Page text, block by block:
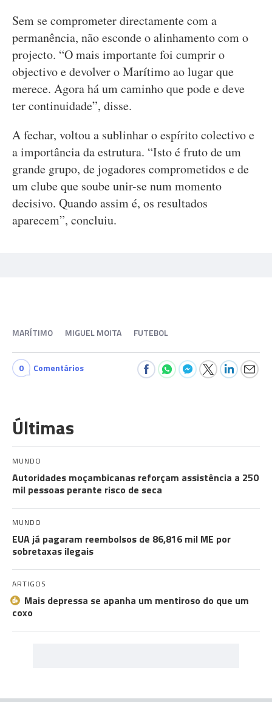
Sem se comprometer directamente com a
permanência, não esconde o alinhamento com o
projecto. “O mais importante foi cumprir o
objectivo e devolver o Marítimo ao lugar que
merece. Agora há um caminho que pode e deve
ter continuidade”, disse.
A fechar, voltou a sublinhar o espírito colectivo e
a importância da estrutura. “Isto é fruto de um
grande grupo, de jogadores comprometidos e de
um clube que soube unir-se num momento
decisivo. Quando assim é, os resultados
aparecem”, concluiu.
MARÍTIMO MIGUEL MOITA FUTEBOL
0 Comentários
Últimas
MUNDO
Autoridades moçambicanas reforçam assistência a 250
mil pessoas perante risco de seca
MUNDO
EUA já pagaram reembolsos de 86,816 mil ME por
sobretaxas ilegais
ARTIGOS
Mais depressa se apanha um mentiroso do que um
coxo